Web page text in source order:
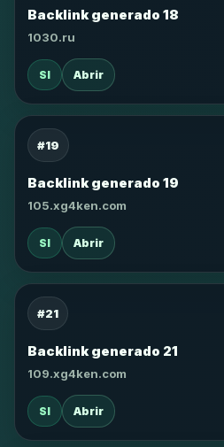
Backlink generado 18
1030.ru
SI Abrir
#19
Backlink generado 19
105.xg4ken.com
SI Abrir
#21
Backlink generado 21
109.xg4ken.com
SI Abrir